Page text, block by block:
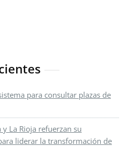
para consultar plazas de
y La Rioja refuerzan su
liderar la transformación de